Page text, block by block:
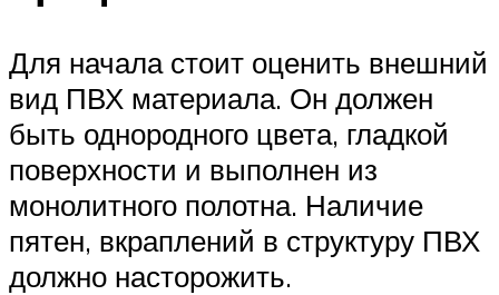
Для начала стоит оценить внешний
вид ПВХ материала. Он должен
быть однородного цвета, гладкой
поверхности и выполнен из
монолитного полотна. Наличие
пятен, вкраплений в структуру ПВХ
должно насторожить.